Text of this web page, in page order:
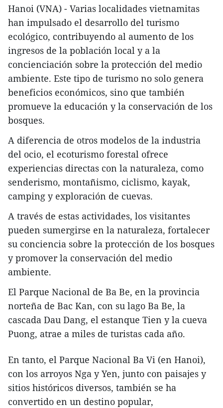
Hanoi (VNA) - Varias localidades vietnamitas
han impulsado el desarrollo del turismo
ecológico, contribuyendo al aumento de los
ingresos de la población local y a la
concienciación sobre la protección del medio
ambiente. Este tipo de turismo no solo genera
beneficios económicos, sino que también
promueve la educación y la conservación de los
bosques.
A diferencia de otros modelos de la industria
del ocio, el ecoturismo forestal ofrece
experiencias directas con la naturaleza, como
senderismo, montañismo, ciclismo, kayak,
camping y exploración de cuevas.
A través de estas actividades, los visitantes
pueden sumergirse en la naturaleza, fortalecer
su conciencia sobre la protección de los bosques
y promover la conservación del medio
ambiente.
El Parque Nacional de Ba Be, en la provincia
norteña de Bac Kan, con su lago Ba Be, la
cascada Dau Dang, el estanque Tien y la cueva
Puong, atrae a miles de turistas cada año.
En tanto, el Parque Nacional Ba Vi (en Hanoi),
con los arroyos Nga y Yen, junto con paisajes y
sitios históricos diversos, también se ha
convertido en un destino popular,